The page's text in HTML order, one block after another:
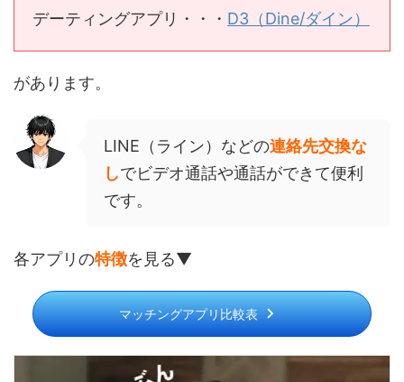
デーティングアプリ・・・ D3（Dine/ダイン）
があります。
LINE（ライン）などの連絡先交換な
しでビデオ通話や通話ができて便利
です。
各アプリの特徴を見る▼
マッチングアプリ比較表